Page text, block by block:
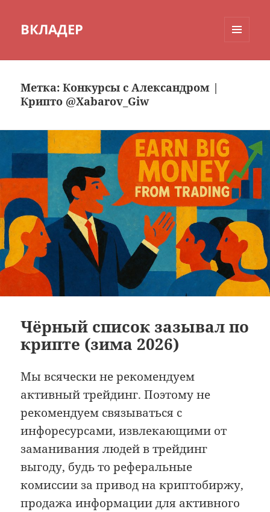
ВКЛАДЕР
Метка:Конкурсы с Александром |
Крипто @Xabarov_Giw
Чёрный список зазывал по
крипте (зима 2026)
Мы всячески не рекомендуем
активный трейдинг. Поэтому не
рекомендуем связываться с
инфоресурсами, извлекающими от
заманивания людей в трейдинг
выгоду, будь то реферальные
комиссии за привод на криптобиржу,
продажа информации для активного